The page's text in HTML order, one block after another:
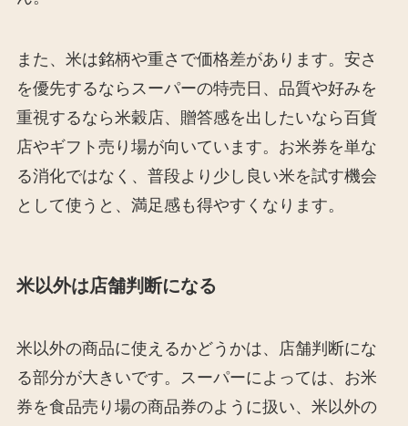
また、米は銘柄や重さで価格差があります。安さ
を優先するならスーパーの特売日、品質や好みを
重視するなら米穀店、贈答感を出したいなら百貨
店やギフト売り場が向いています。お米券を単な
る消化ではなく、普段より少し良い米を試す機会
として使うと、満足感も得やすくなります。
米以外は店舗判断になる
米以外の商品に使えるかどうかは、店舗判断にな
る部分が大きいです。スーパーによっては、お米
券を食品売り場の商品券のように扱い、米以外の